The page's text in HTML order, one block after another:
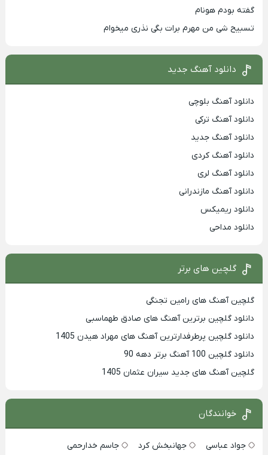
گفته بودم هونام
تسبیح شی من مهرم برات بگی نذری میخوام
دانلود آهنگ جدید
دانلود آهنگ بلوچی
دانلود آهنگ ترکی
دانلود آهنگ جدید
دانلود آهنگ کردی
دانلود آهنگ لری
دانلود آهنگ مازندرانی
دانلود ریمیکس
دانلود مداحی
گلچین های برتر
گلچین آهنگ های رامین تجنگی
دانلود گلچین برترین آهنگ های صادق طهماسبی
دانلود گلچین پرطرفدارترین آهنگ های مهراد هیدن 1405
دانلود گلچین 100 آهنگ برتر دهه 90
گلچین آهنگ های جدید سیران عثمان 1405
خوانندگان
جواد عباسی جهانبخش کرد
جاسم خدارحمی